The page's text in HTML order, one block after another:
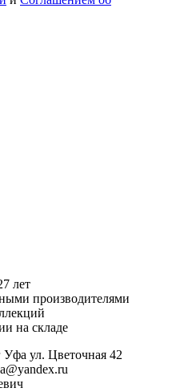
лет
производителями
на складе
Уфа ул. Цветочная 42